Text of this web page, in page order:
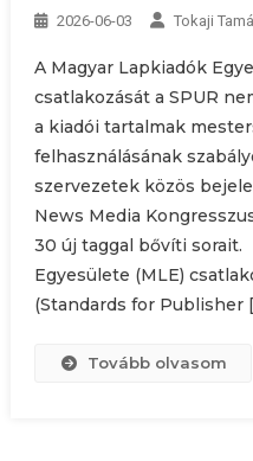
2026-06-03 Tokaji
A Magyar Lapkiadók
csatlakozását a SPUR
a kiadói tartalmak
felhasználásának
szervezetek közös
News Media
30 új taggal bővíti sorait.
Egyesülete (MLE)
(Standards for Publisher
Tovább olvasom